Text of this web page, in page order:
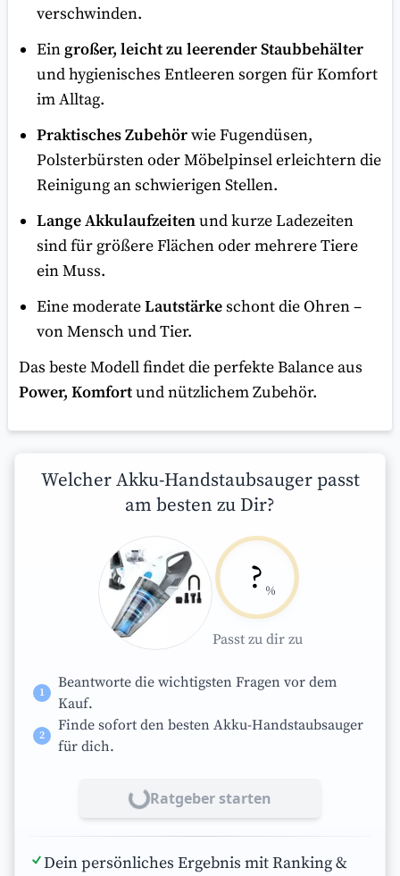
verschwinden.
Ein großer, leicht zu leerender Staubbehälter
und hygienisches Entleeren sorgen für Komfort
im Alltag.
Praktisches Zubehörwie Fugendüsen,
Polsterbürsten oder Möbelpinsel erleichtern die
Reinigung an schwierigen Stellen.
Lange Akkulaufzeitenund kurze Ladezeiten
sind für größere Flächen oder mehrere Tiere
ein Muss.
Eine moderateLautstärkeschont die Ohren –
von Mensch und Tier.
Das beste Modell findet die perfekte Balance aus
Power, Komfortund nützlichem Zubehör.
Welcher Akku-Handstaubsauger passt
am besten zu Dir?
? %
Passt zu dir zu
1
Beantworte die wichtigsten Fragen vor dem
Kauf.
2
Finde sofort den besten Akku-Handstaubsauger
für dich.
Lade...
Ratgeber starten
Dein persönliches Ergebnis mit Ranking &